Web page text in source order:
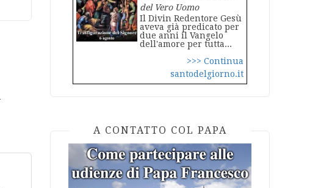
del Vero Uomo
Il Divin Redentore Gesù
aveva già predicato per
due anni il Vangelo
dell'amore per tutta...
>>> Continua
santodelgiorno.it
A CONTATTO COL PAPA